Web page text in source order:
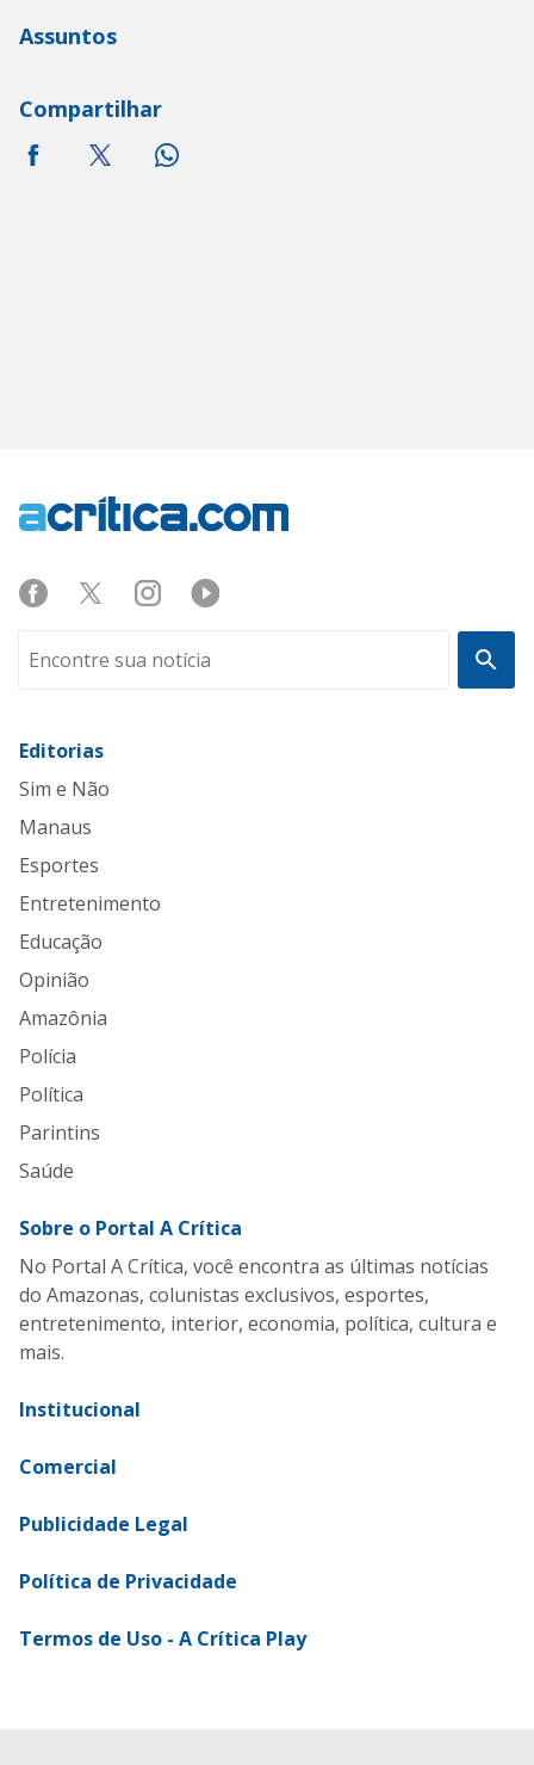
Assuntos
Compartilhar
Editorias
Sim e Não
Manaus
Esportes
Entretenimento
Educação
Opinião
Amazônia
Polícia
Política
Parintins
Saúde
Sobre o Portal A Crítica
No Portal A Crítica, você encontra as últimas notícias
do Amazonas, colunistas exclusivos, esportes,
entretenimento, interior, economia, política, cultura e
mais.
Institucional
Comercial
Publicidade Legal
Política de Privacidade
Termos de Uso - A Crítica Play